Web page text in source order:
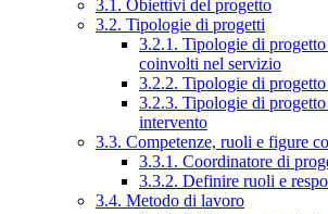
3.1. Obiettivi del progetto
3.2. Tipologie di progetti
3.2.1. Tipologie di
coinvolti nel servizio
3.2.2. Tipologie di
3.2.3. Tipologie di
intervento
3.3. Competenze, ruoli e figure
3.3.1. Coordinatore di
3.3.2. Definire ruoli e
3.4. Metodo di lavoro